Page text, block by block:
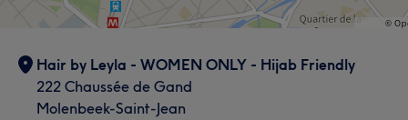
Hair by Leyla - WOMEN ONLY - Hijab Friendly
222 Chaussée de Gand
Molenbeek-Saint-Jean